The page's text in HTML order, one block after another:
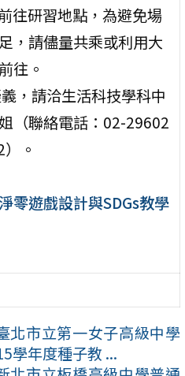
往研習地點，為避免場
，請儘量共乘或利用大
往。
，請洽生活科技學科中
（聯絡電話：02-29602
。
零遊戲設計與SDGs教學
北市立第一女子高級中學
學年度種子教 ...